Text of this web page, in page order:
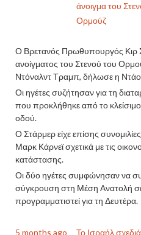
άνοιγμα του
Ορμούζ
Ο Βρετανός Πρωθυπουργός Κιρ
ανοίγματος του Στενού του
Ντόναλντ Τραμπ, δήλωσε η
Οι ηγέτες συζήτησαν για τη
που προκλήθηκε από το
οδού.
Ο Στάρμερ είχε επίσης
Μαρκ Κάρνεϊ σχετικά με τις
κατάστασης.
Οι δύο ηγέτες συμφώνησαν να
σύγκρουση στη Μέση Ανατολή
προγραμματιστεί για τη Δευτέρα.
5 months ago Το Ισραήλ